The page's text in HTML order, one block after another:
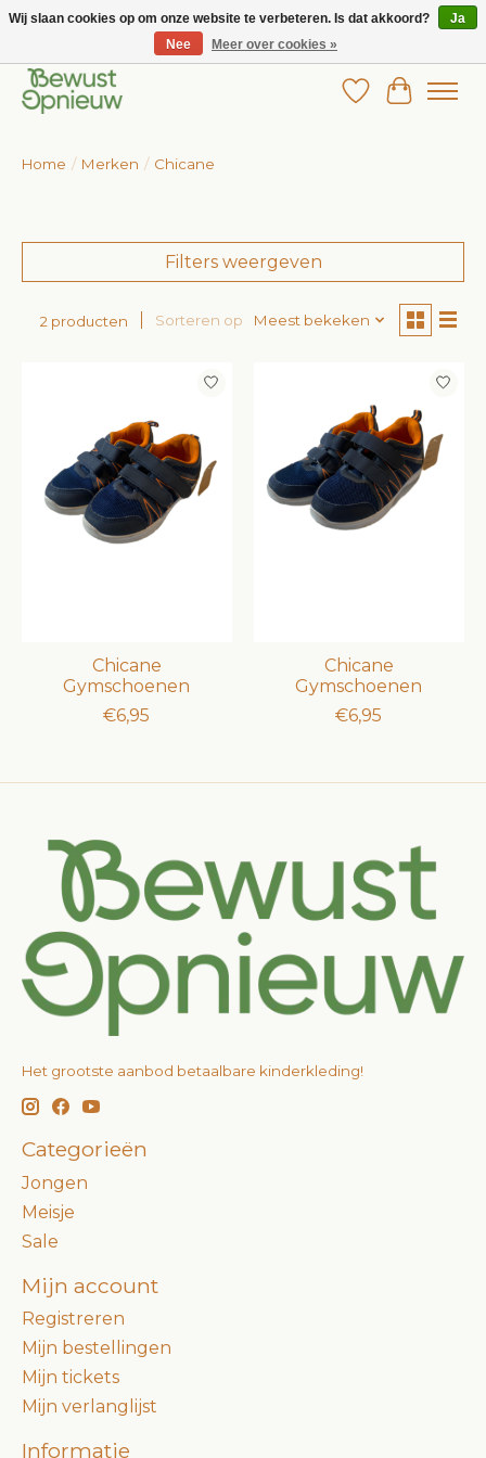
Wij bieden het grootste aanbod in betaalbare kinderkleding!
Verlanglijst
Home / Merken / Chicane
Filters weergeven
2 producten Sorteren op Meest bekeken
Chicane
Gymschoenen
€6,95
Chicane
Gymschoenen
€6,95
Het grootste aanbod betaalbare kinderkleding!
Categorieën
Jongen
Meisje
Sale
Mijn account
Registreren
Mijn bestellingen
Mijn tickets
Mijn verlanglijst
Informatie
Wij slaan cookies op om onze website te verbeteren. Is dat akkoord?
Ja
Nee
Meer over cookies »